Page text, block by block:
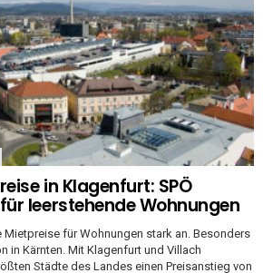
in Klagenfurt: SPÖ
leerstehende Wohnungen
für Wohnungen stark an. Besonders
in Kärnten. Mit Klagenfurt und Villach
Städte des Landes einen Preisanstieg von